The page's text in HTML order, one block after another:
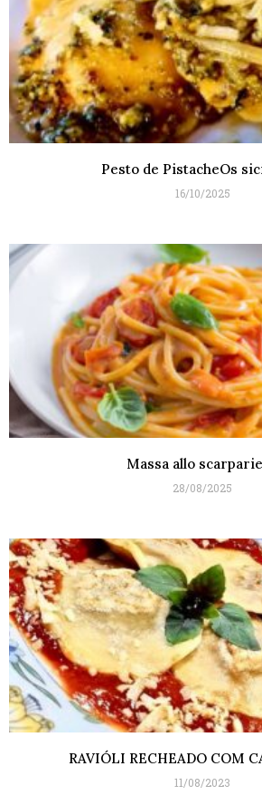
Pesto de PistacheOs
16/10/2025
Massa allo
28/08/2025
RAVIÓLI RECHEADO COM
11/08/2023